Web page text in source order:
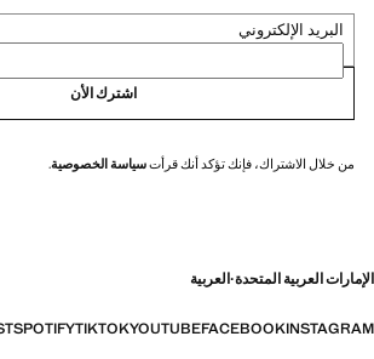
البريد الإلكتروني
اشترك الأن
من خلال الاشتراك، فإنك تؤكد أنك قرأتسياسة الخصوصية.
الإمارات العربية المتحدة·العربية
INSTAGRAM
FACEBOOK
YOUTUBE
TIKTOK
SPOTIFY